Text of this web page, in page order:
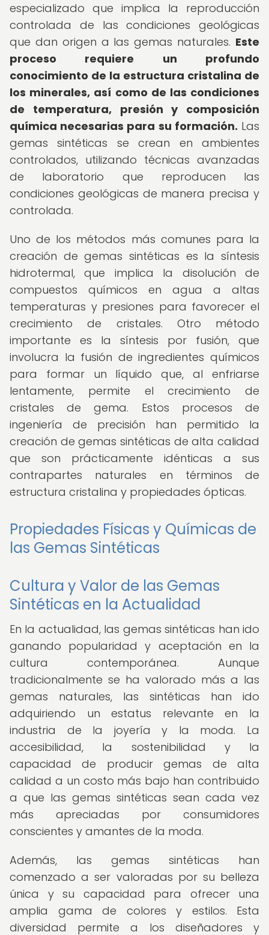
especializado que implica la reproducción
controlada de las condiciones geológicas
que dan origen a las gemas naturales. Este
proceso requiere un profundo
conocimiento de la estructura cristalina de
los minerales, así como de las condiciones
de temperatura, presión y composición
química necesarias para su formación. Las
gemas sintéticas se crean en ambientes
controlados, utilizando técnicas avanzadas
de laboratorio que reproducen las
condiciones geológicas de manera precisa y
controlada.
Uno de los métodos más comunes para la
creación de gemas sintéticas es la síntesis
hidrotermal, que implica la disolución de
compuestos químicos en agua a altas
temperaturas y presiones para favorecer el
crecimiento de cristales. Otro método
importante es la síntesis por fusión, que
involucra la fusión de ingredientes químicos
para formar un líquido que, al enfriarse
lentamente, permite el crecimiento de
cristales de gema. Estos procesos de
ingeniería de precisión han permitido la
creación de gemas sintéticas de alta calidad
que son prácticamente idénticas a sus
contrapartes naturales en términos de
estructura cristalina y propiedades ópticas.
Propiedades Físicas y Químicas de
las Gemas Sintéticas
Cultura y Valor de las Gemas
Sintéticas en la Actualidad
En la actualidad, las gemas sintéticas han ido
ganando popularidad y aceptación en la
cultura contemporánea. Aunque
tradicionalmente se ha valorado más a las
gemas naturales, las sintéticas han ido
adquiriendo un estatus relevante en la
industria de la joyería y la moda. La
accesibilidad, la sostenibilidad y la
capacidad de producir gemas de alta
calidad a un costo más bajo han contribuido
a que las gemas sintéticas sean cada vez
más apreciadas por consumidores
conscientes y amantes de la moda.
Además, las gemas sintéticas han
comenzado a ser valoradas por su belleza
única y su capacidad para ofrecer una
amplia gama de colores y estilos. Esta
diversidad permite a los diseñadores y